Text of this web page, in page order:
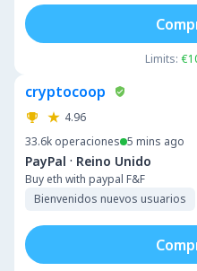
Limits:
cryptocoop
4.96
33.6k operaciones 5 mins ago
PayPal · Reino Unido
Buy eth with paypal F&F
Bienvenidos nuevos usuarios